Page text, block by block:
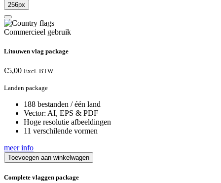
256px
Commercieel gebruik
Litouwen vlag package
€5,00 Excl. BTW
Landen package
188 bestanden / één land
Vector: AI, EPS & PDF
Hoge resolutie afbeeldingen
11 verschilende vormen
meer info
Toevoegen aan winkelwagen
Complete vlaggen package